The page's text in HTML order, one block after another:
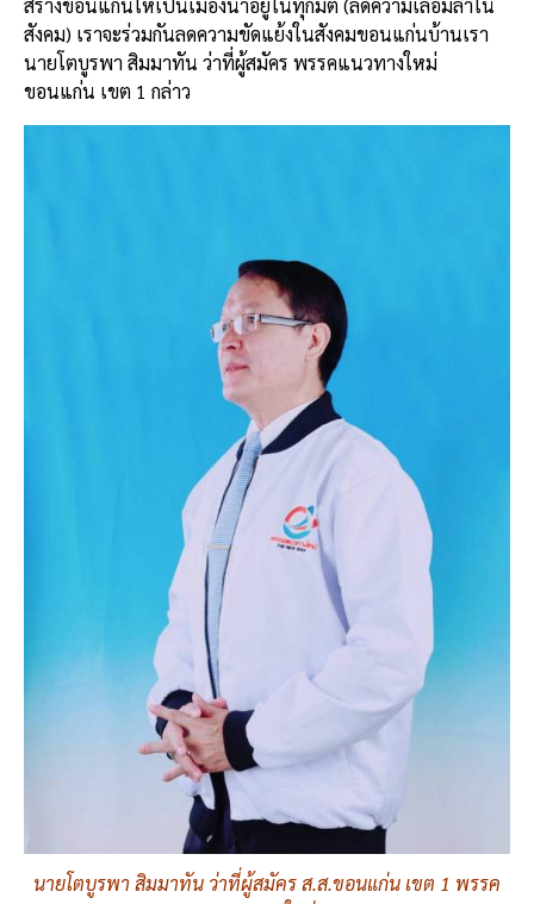
สร้างขอนแก่นให้เป็นเมืองน่าอยู่ในทุกมิติ (ลดความเลื่อมล้ำใน
สังคม) เราจะร่วมกันลดความขัดแย้งในสังคมขอนแก่นบ้านเรา
นายโตบูรพา สิมมาทัน ว่าที่ผู้สมัคร พรรคแนวทางใหม่
ขอนแก่น เขต 1 กล่าว
นายโตบูรพา สิมมาทัน ว่าที่ผู้สมัคร ส.ส.ขอนแก่น เขต 1 พรรค